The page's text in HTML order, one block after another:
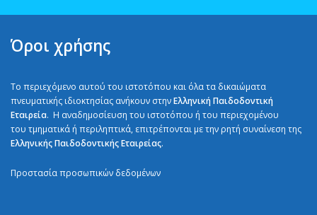
Όροι χρήσης
Το περιεχόμενο αυτού του ιστοτόπου και όλα τα δικαιώματα
πνευματικής ιδιοκτησίας ανήκουν στηνΕλληνική Παιδοδοντική
Εταιρεία. H αναδημοσίευση του ιστοτόπου ή του περιεχομένου
του τμηματικά ή περιληπτικά, επιτρέπονται με την ρητή συναίνεση της
Ελληνικής Παιδοδοντικής Εταιρείας.
Προστασία προσωπικών δεδομένων